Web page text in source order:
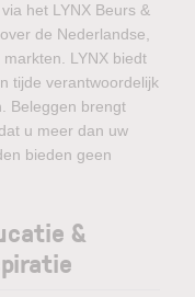
het LYNX Beurs &
de Nederlandse,
LYNX biedt
tijde verantwoordelijk
Beleggen brengt
u meer dan uw
bieden geen
&